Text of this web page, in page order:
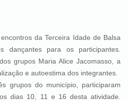
da Terceira Idade de Balsa
dançantes para os participantes.
grupos Maria Alice Jacomasso, a
e autoestima dos integrantes.
município, participaram
dias 10, 11 e 16 desta atividade.